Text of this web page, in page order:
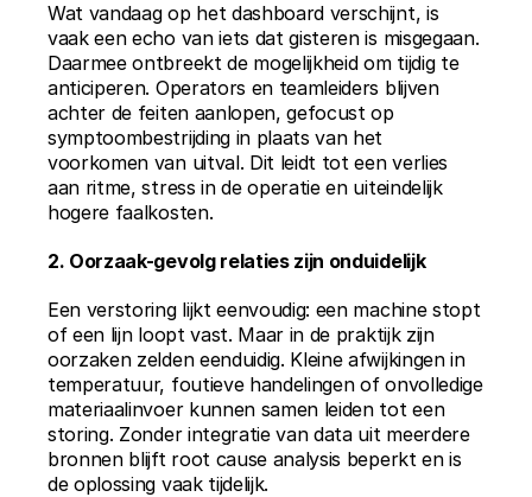
Wat vandaag op het dashboard verschijnt, is
vaak een echo van iets dat gisteren is misgegaan.
Daarmee ontbreekt de mogelijkheid om tijdig te
anticiperen. Operators en teamleiders blijven
achter de feiten aanlopen, gefocust op
symptoombestrijding in plaats van het
voorkomen van uitval. Dit leidt tot een verlies
aan ritme, stress in de operatie en uiteindelijk
hogere faalkosten.
2. Oorzaak-gevolg relaties zijn onduidelijk
Een verstoring lijkt eenvoudig: een machine stopt
of een lijn loopt vast. Maar in de praktijk zijn
oorzaken zelden eenduidig. Kleine afwijkingen in
temperatuur, foutieve handelingen of onvolledige
materiaalinvoer kunnen samen leiden tot een
storing. Zonder integratie van data uit meerdere
bronnen blijft root cause analysis beperkt en is
de oplossing vaak tijdelijk.